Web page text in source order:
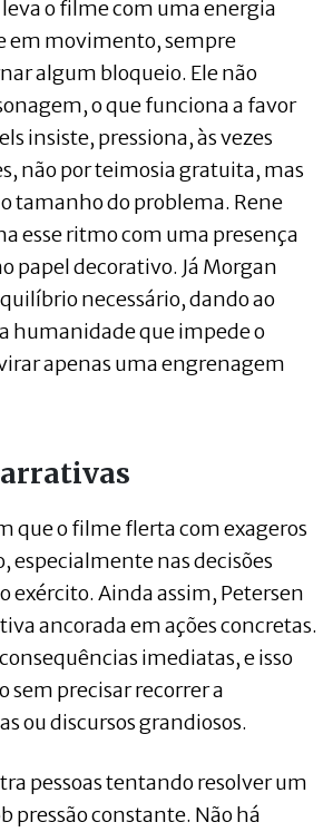
o filme com uma energia
em movimento, sempre
algum bloqueio. Ele não
o que funciona a favor
insiste, pressiona, às vezes
não por teimosia gratuita, mas
tamanho do problema. Rene
esse ritmo com uma presença
papel decorativo. Já Morgan
necessário, dando ao
humanidade que impede o
apenas uma engrenagem
que o filme flerta com exageros
especialmente nas decisões
exército. Ainda assim, Petersen
ancorada em ações concretas.
imediatas, e isso
sem precisar recorrer a
ou discursos grandiosos.
pessoas tentando resolver um
pressão constante. Não há